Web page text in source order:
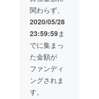
もあり
ます
よ。 糖
質制限
にこだ
わって
いない
方にも
食べて
頂きた
い美味
と、
3.3g！
甘口〜
らいの
辛さな
ので、
辛いカ
レーが
苦手な
方や、
お願い
しま
す」と
ドヤ顔
でご注
文して
くださ
い。
コー
ヒーが
無料で
せてい
ただ
き、初
回来店
時から1
年間ハ
イボー
ルを1日
1杯無料
で提供
させて
関わらず、
2020/05/28
23:59:59ま
でに集まっ
た金額が
ファンディ
ングされま
す。